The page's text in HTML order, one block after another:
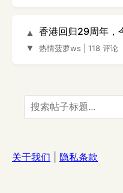
▲
▼
香港回归29周年，
热情菠萝ws 118 评论
关于我们 隐私条款